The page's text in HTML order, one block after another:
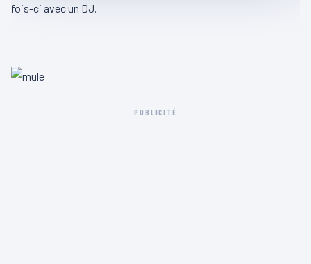
fois-ci avec un DJ.
PUBLICITÉ